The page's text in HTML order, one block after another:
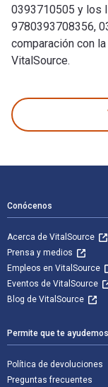
0393710505 y los
9780393708356,
comparación con
VitalSource.
Conócenos
Acerca de VitalSource
Prensa y medios
Empleos en VitalSource
Eventos de VitalSource
Blog de VitalSource
Permite que te ayudemos
Política de devoluciones
Preguntas frecuentes